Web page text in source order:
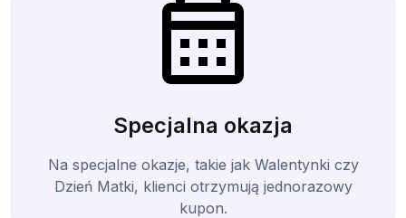
Specjalna okazja
Na specjalne okazje, takie jak Walentynki czy
Dzień Matki, klienci otrzymują jednorazowy
kupon.